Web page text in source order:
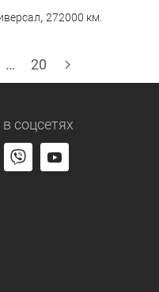
, 272000 км.
… 20
в соцсетях